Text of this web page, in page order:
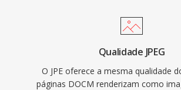
Qualidade JPEG
O JPE oferece a mesma qualidade
páginas DOCM renderizam como